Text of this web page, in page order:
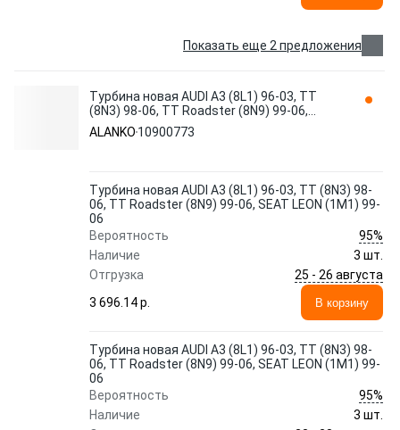
Показать еще 2 предложения
Турбина новая AUDI A3 (8L1) 96-03, TT
(8N3) 98-06, TT Roadster (8N9) 99-06,
SEAT LEON (1M1) 99-06 10900773 ALANKO
ALANKO 10900773
Турбина новая AUDI A3 (8L1) 96-03, TT (8N3) 98-
06, TT Roadster (8N9) 99-06, SEAT LEON (1M1) 99-
06
Вероятность
95%
Наличие
3 шт.
Отгрузка
25 - 26 августа
3 696.14 p.
В корзину
Турбина новая AUDI A3 (8L1) 96-03, TT (8N3) 98-
06, TT Roadster (8N9) 99-06, SEAT LEON (1M1) 99-
06
Вероятность
95%
Наличие
3 шт.